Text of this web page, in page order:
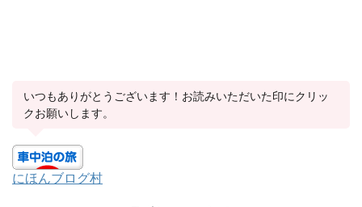
いつもありがとうございます！お読みいただいた印にクリッ
クお願いします。
にほんブログ村